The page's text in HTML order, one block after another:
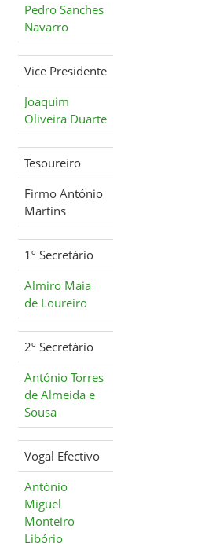
Pedro Sanches
Navarro
Vice Presidente
Joaquim
Oliveira Duarte
Tesoureiro
Firmo António
Martins
1º Secretário
Almiro Maia
de Loureiro
2º Secretário
António Torres
de Almeida e
Sousa
Vogal Efectivo
António
Miguel
Monteiro
Libório